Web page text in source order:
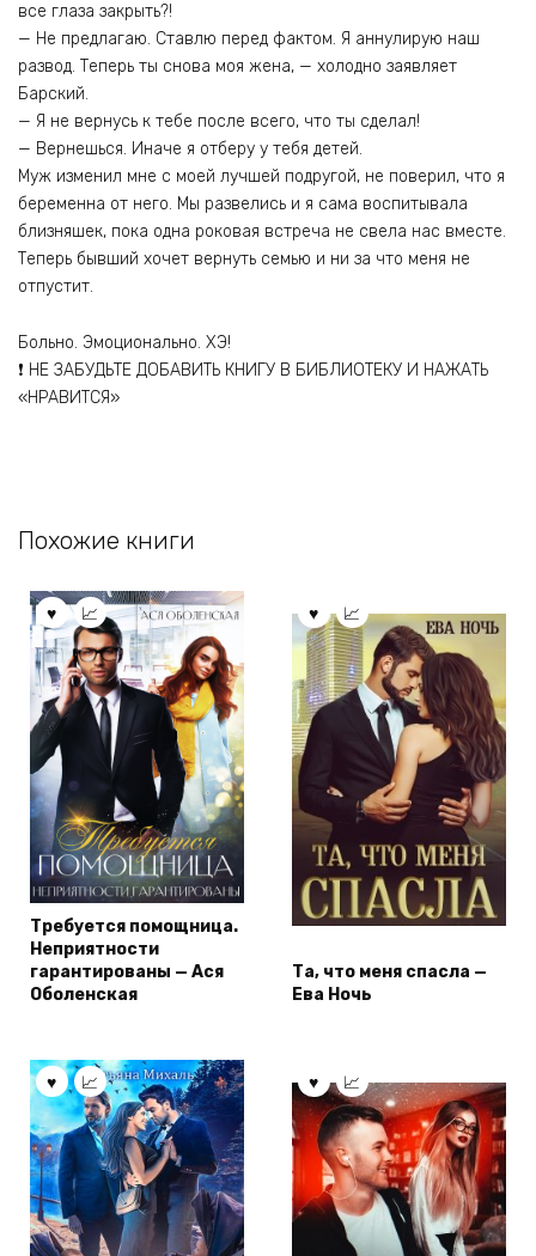
все глаза закрыть?!
— Не предлагаю. Ставлю перед фактом. Я аннулирую наш
развод. Теперь ты снова моя жена, — холодно заявляет
Барский.
— Я не вернусь к тебе после всего, что ты сделал!
— Вернешься. Иначе я отберу у тебя детей.
Муж изменил мне с моей лучшей подругой, не поверил, что я
беременна от него. Мы развелись и я сама воспитывала
близняшек, пока одна роковая встреча не свела нас вместе.
Теперь бывший хочет вернуть семью и ни за что меня не
отпустит.
Больно. Эмоционально. ХЭ!
❗ НЕ ЗАБУДЬТЕ ДОБАВИТЬ КНИГУ В БИБЛИОТЕКУ И НАЖАТЬ
«НРАВИТСЯ»
Похожие книги
Требуется помощница.
Неприятности
гарантированы — Ася
Оболенская
Та, что меня спасла —
Ева Ночь